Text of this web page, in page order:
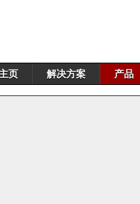
解决方案 产品